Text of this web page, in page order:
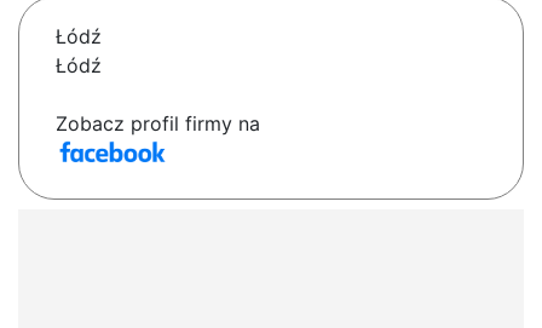
Łódź
Łódź
Zobacz profil firmy na